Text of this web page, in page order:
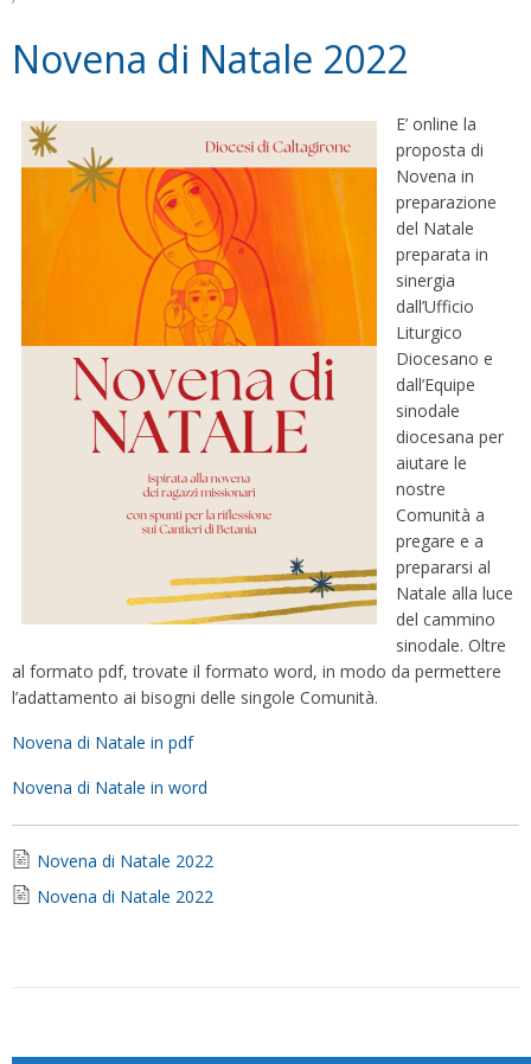
Novena di Natale 2022
E’ online la
proposta di
Novena in
preparazione
del Natale
preparata in
sinergia
dall’Ufficio
Liturgico
Diocesano e
dall’Equipe
sinodale
diocesana per
aiutare le
nostre
Comunità a
pregare e a
prepararsi al
Natale alla luce
del cammino
sinodale. Oltre
al formato pdf, trovate il formato word, in modo da permettere
l’adattamento ai bisogni delle singole Comunità.
Novena di Natale in pdf
Novena di Natale in word
Novena di Natale 2022
Novena di Natale 2022